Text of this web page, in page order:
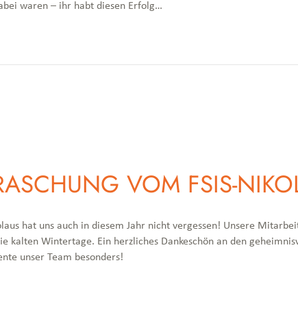
waren – ihr habt diesen Erfolg…
VOM FSIS-
hat uns auch in diesem Jahr nicht vergessen! Unsere
kalten Wintertage. Ein herzliches Dankeschön an den
unser Team besonders!